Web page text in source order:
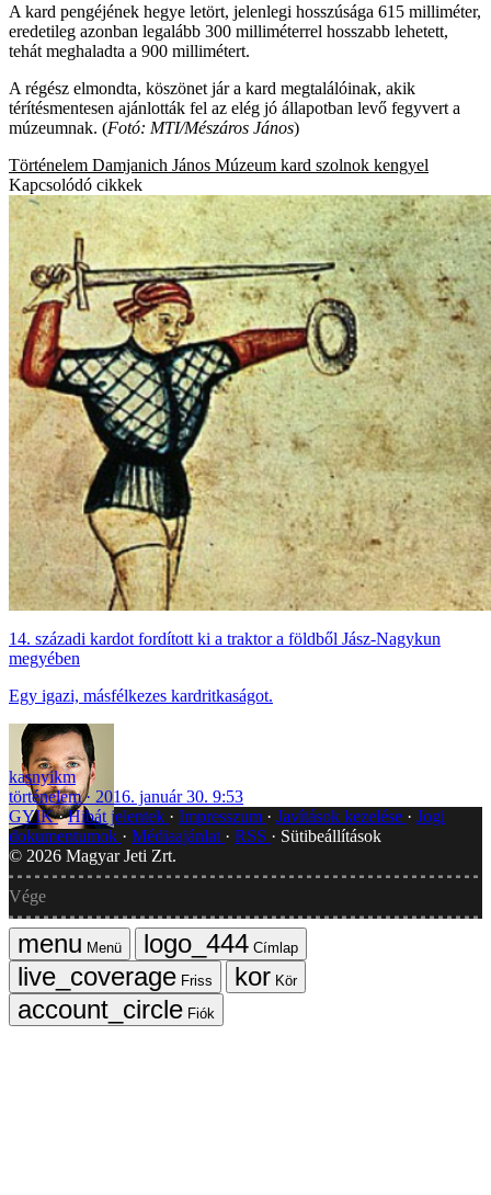
A kard pengéjének hegye letört, jelenlegi hosszúsága 615 milliméter,
eredetileg azonban legalább 300 milliméterrel hosszabb lehetett,
tehát meghaladta a 900 millimétert.
A régész elmondta, köszönet jár a kard megtalálóinak, akik
térítésmentesen ajánlották fel az elég jó állapotban levő fegyvert a
múzeumnak. (Fotó: MTI/Mészáros János)
Történelem Damjanich János Múzeum kard szolnok kengyel
Kapcsolódó cikkek
14. századi kardot fordított ki a traktor a földből Jász-Nagykun
megyében
Egy igazi, másfélkezes kardritkaságot.
kasnyikm
történelem
2016. január 30. 9:53
GYIK Hibát jelentek Impresszum Javítások kezelése
Jogi
dokumentumok
Médiaajánlat RSS
Sütibeállítások
© 2026 Magyar Jeti Zrt.
Vége
Menü
Címlap
Friss
Kör
Fiók